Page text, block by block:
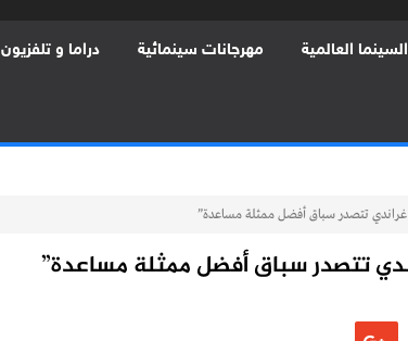
السينما العالمية مهرجانات سينمائية دراما و تلفزيون